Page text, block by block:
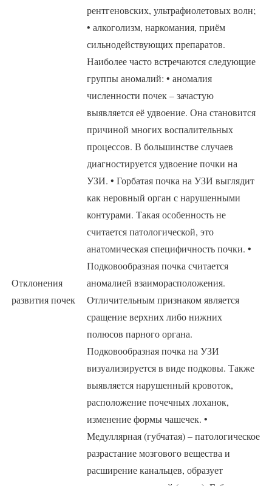
Отклонения
развития почек
рентгеновских, ультрафиолетовых волн;
• алкоголизм, наркомания, приём
сильнодействующих препаратов.
Наиболее часто встречаются следующие
группы аномалий: • аномалия
численности почек – зачастую
выявляется её удвоение. Она становится
причиной многих воспалительных
процессов. В большинстве случаев
диагностируется удвоение почки на
УЗИ. • Горбатая почка на УЗИ выглядит
как неровный орган с нарушенными
контурами. Такая особенность не
считается патологической, это
анатомическая специфичность почки. •
Подковообразная почка считается
аномалией взаиморасположения.
Отличительным признаком является
сращение верхних либо нижних
полюсов парного органа.
Подковообразная почка на УЗИ
визуализируется в виде подковы. Также
выявляется нарушенный кровоток,
расположение почечных лоханок,
изменение формы чашечек. •
Медуллярная (губчатая) – патологическое
разрастание мозгового вещества и
расширение канальцев, образует